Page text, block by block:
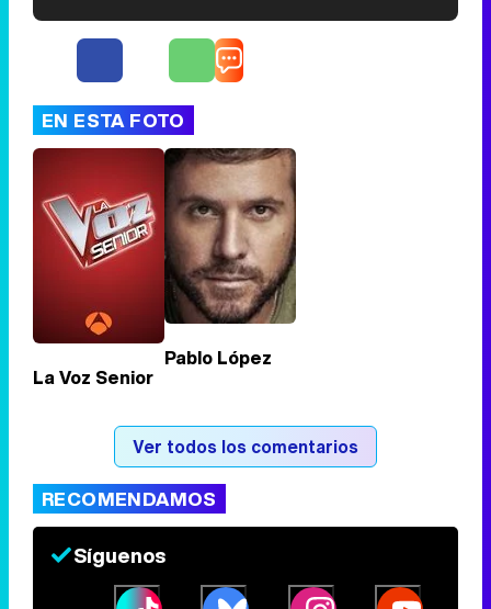
EN ESTA FOTO
La Voz Senior
Pablo López
Ver todos los comentarios
RECOMENDAMOS
Síguenos